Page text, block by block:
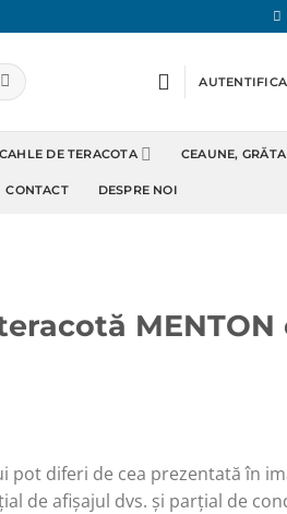
CAHLE DE TERACOTA CEAUNE,
CONTACT DESPRE NOI
pot diferi de cea prezentată în
de afișajul dvs. și parțial de